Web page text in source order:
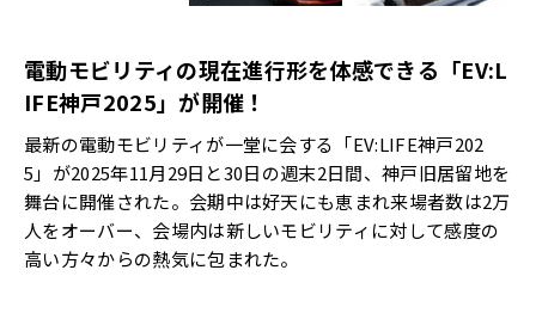
電動モビリティの現在進行形を体感できる「EV:L
IFE神戸2025」が開催！
最新の電動モビリティが一堂に会する「EV:LIFE神戸202
5」が2025年11月29日と30日の週末2日間、神戸旧居留地を
舞台に開催された。会期中は好天にも恵まれ来場者数は2万
人をオーバー、会場内は新しいモビリティに対して感度の
高い方々からの熱気に包まれた。